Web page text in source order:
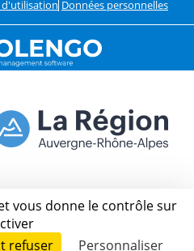
d'utilisation Données personnelles
vous donne le contrôle sur
refuser Personnaliser